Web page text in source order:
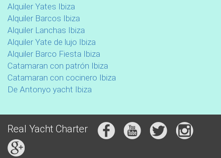
Alquiler Yates Ibiza
Alquiler Barcos Ibiza
Alquiler Lanchas Ibiza
Alquiler Yate de lujo Ibiza
Alquiler Barco Fiesta Ibiza
Catamaran con patrón Ibiza
Catamaran con cocinero Ibiza
De Antonyo yacht Ibiza
Real Yacht Charter